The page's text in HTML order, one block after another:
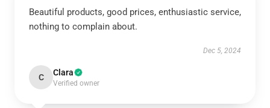
Beautiful products, good prices, enthusiastic service,
nothing to complain about.
Dec 5, 2024
C Clara
Verified owner